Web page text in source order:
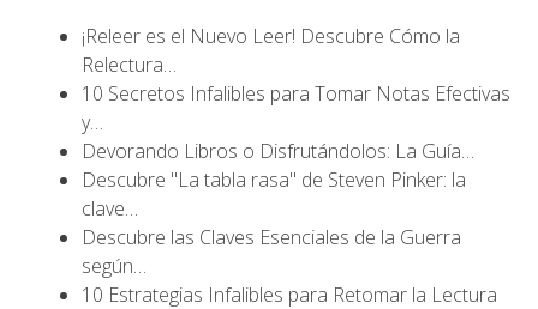
¡Releer es el Nuevo Leer! Descubre Cómo la
Relectura…
10 Secretos Infalibles para Tomar Notas Efectivas
y…
Devorando Libros o Disfrutándolos: La Guía…
Descubre "La tabla rasa" de Steven Pinker: la
clave…
Descubre las Claves Esenciales de la Guerra
según…
10 Estrategias Infalibles para Retomar la Lectura